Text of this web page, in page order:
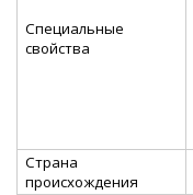
Специальные
свойства
Страна
происхождения